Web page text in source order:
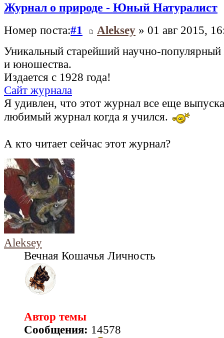
Журнал о природе - Юный Натуралист
Номер поста:#1 Aleksey » 01 авг 2015,
Уникальный старейший научно-популярный
и юношества.
Издается с 1928 года!
Сайт журнала
Я удивлен, что этот журнал все еще
любимый журнал когда я учился.
А кто читает сейчас этот журнал?
Aleksey
Вечная Кошачья Личность
Автор темы
Сообщения: 14578